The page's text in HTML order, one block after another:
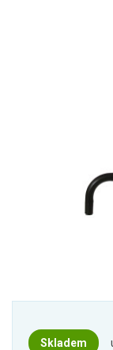
Skladem